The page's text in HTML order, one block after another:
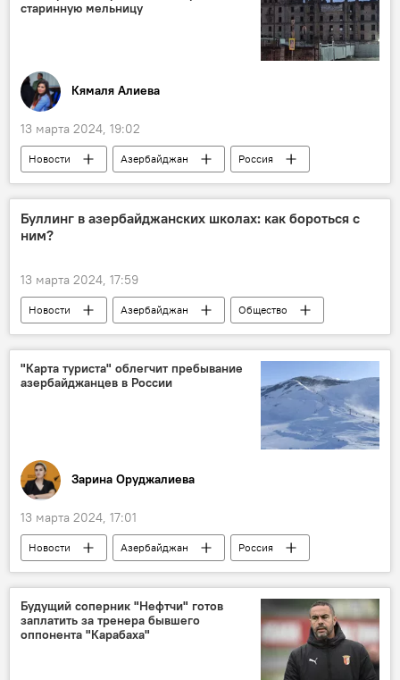
Танзания
старинную мельницу
Кямаля Алиева
13 марта 2024, 19:02
Новости Азербайджан
Россия
История
Ставрополь
Мельница
Буллинг в азербайджанских школах: как бороться с
ним?
13 марта 2024, 17:59
Новости Азербайджан
Общество
буллинг
Образование
Школа
травля
мнение
Интернет
правозащитники
Пресс-центр
"Карта туриста" облегчит пребывание
азербайджанцев в России
Зарина Оруджалиева
13 марта 2024, 17:01
Новости Азербайджан
Россия
Банк
Министерство экономического развития РФ
Максим Решетников
Туризм
SWIFT
Будущий соперник "Нефтчи" готов
заплатить за тренера бывшего
оппонента "Карабаха"